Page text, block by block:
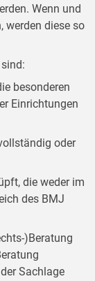
Wenn und
werden diese so
besonderen
Einrichtungen
oder
die weder im
des BMJ
)Beratung
Sachlage